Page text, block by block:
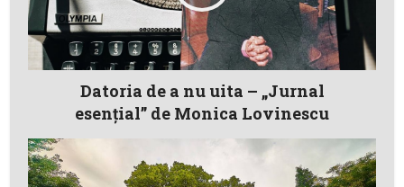
Datoria de a nu uita – „Jurnal
esenţial” de Monica Lovinescu